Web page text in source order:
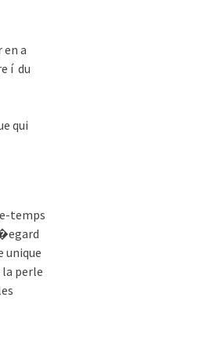
en a
í du
qui
temps
unique
perle